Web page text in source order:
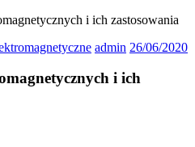
i ich zastosowania
admin 26/06/2020
i ich